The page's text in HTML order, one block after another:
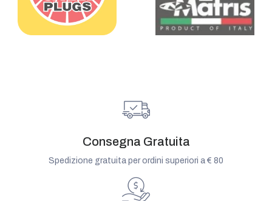
Consegna Gratuita
Spedizione gratuita per ordini superiori a € 80